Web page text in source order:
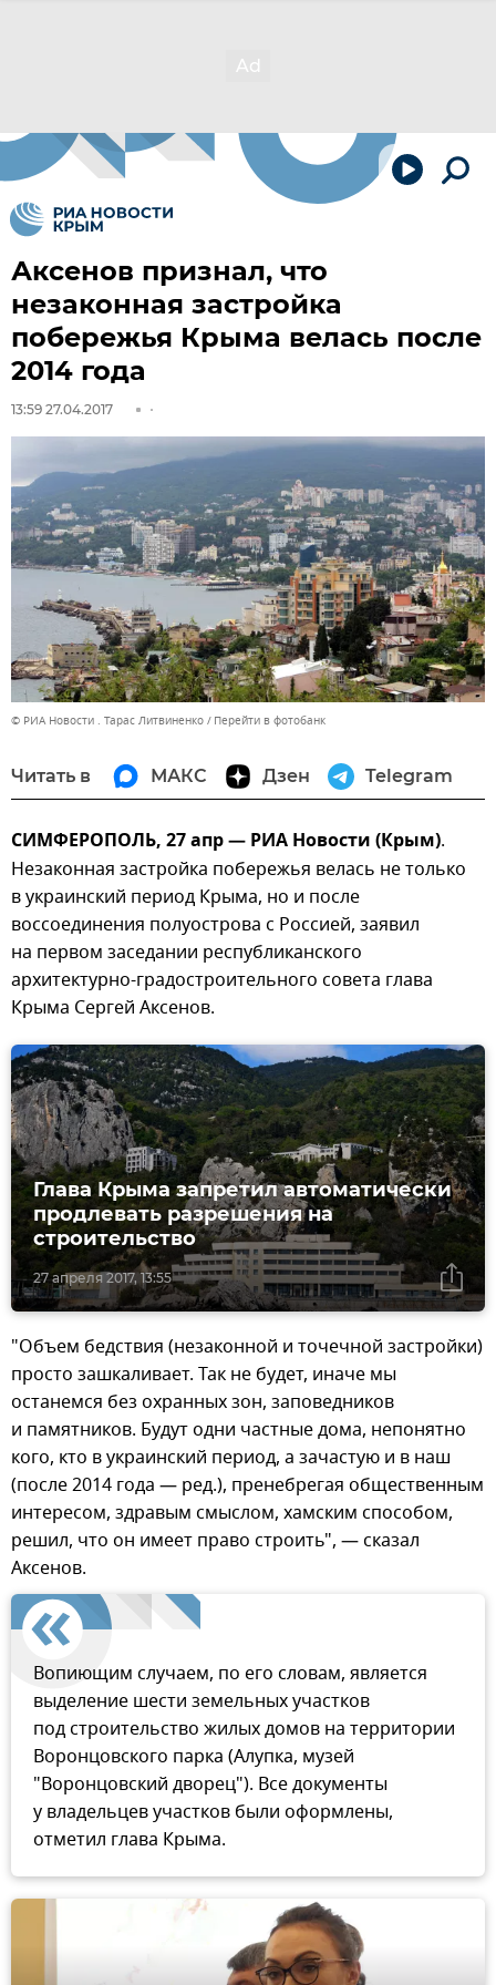
Аксенов признал, что
незаконная застройка
побережья Крыма велась после
2014 года
13:59 27.04.2017
© РИА Новости . Тарас Литвиненко Перейти в фотобанк
Читать в МАКС Дзен Telegram
СИМФЕРОПОЛЬ, 27 апр — РИА Новости (Крым).
Незаконная застройка побережья велась не только
в украинский период Крыма, но и после
воссоединения полуострова с Россией, заявил
на первом заседании республиканского
архитектурно-градостроительного совета глава
Крыма Сергей Аксенов.
27 апреля 2017, 13:55
Глава Крыма запретил автоматически
продлевать разрешения на
строительство
"Объем бедствия (незаконной и точечной застройки)
просто зашкаливает. Так не будет, иначе мы
останемся без охранных зон, заповедников
и памятников. Будут одни частные дома, непонятно
кого, кто в украинский период, а зачастую и в наш
(после 2014 года — ред.), пренебрегая общественным
интересом, здравым смыслом, хамским способом,
решил, что он имеет право строить", — сказал
Аксенов.
Вопиющим случаем, по его словам, является
выделение шести земельных участков
под строительство жилых домов на территории
Воронцовского парка (Алупка, музей
"Воронцовский дворец"). Все документы
у владельцев участков были оформлены,
отметил глава Крыма.